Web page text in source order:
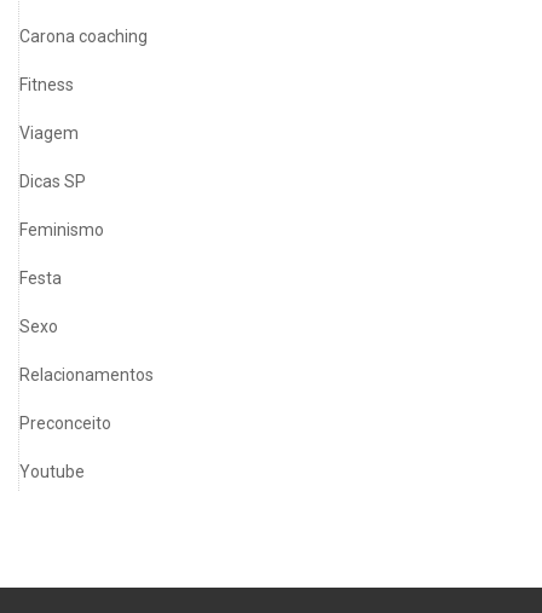
Carona coaching
Fitness
Viagem
Dicas SP
Feminismo
Festa
Sexo
Relacionamentos
Preconceito
Youtube